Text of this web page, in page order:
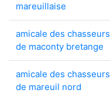
mareuillaise
amicale des chasseurs
de maconty bretange
amicale des chasseurs
de mareuil nord